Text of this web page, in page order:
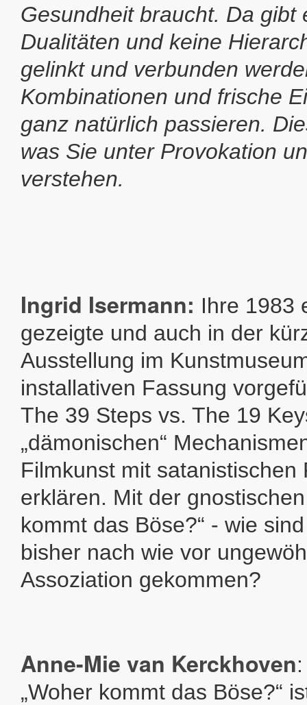
Gesundheit braucht. Da gibt
Dualitäten und keine
gelinkt und verbunden
Kombinationen und frische
ganz natürlich passieren.
was Sie unter Provokation
verstehen.
Ingrid Isermann: Ihre 1983
gezeigte und auch in der
Ausstellung im
installativen Fassung
The 39 Steps vs. The 19
„dämonischen“
Filmkunst mit satanistischen
erklären. Mit der
kommt das Böse?“ - wie
bisher nach wie vor
Assoziation gekommen?
Anne-Mie van Kerckhoven
„Woher kommt das Böse?“